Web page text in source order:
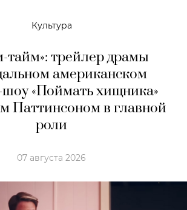
Культура
тайм»: трейлер драмы
американском
«Поймать хищника»
Паттинсоном в главной
роли
07 августа 2026